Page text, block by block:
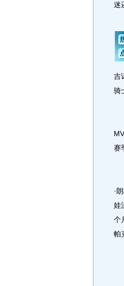
迷
吉
骑
赛
·
娃
个
帕